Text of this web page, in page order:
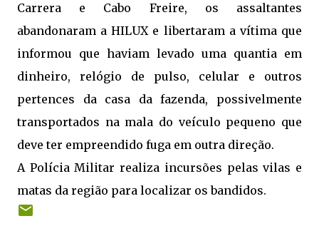
Carrera e Cabo Freire, os assaltantes
abandonaram a HILUX e libertaram a vítima que
informou que haviam levado uma quantia em
dinheiro, relógio de pulso, celular e outros
pertences da casa da fazenda, possivelmente
transportados na mala do veículo pequeno que
deve ter empreendido fuga em outra direção.
A Polícia Militar realiza incursões pelas vilas e
matas da região para localizar os bandidos.